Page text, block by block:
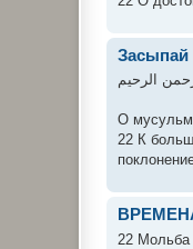
Засыпай
الرحيم
О
22 К
22 Мольба